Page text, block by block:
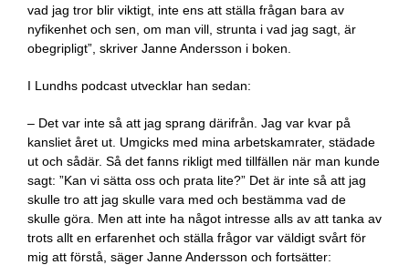
vad jag tror blir viktigt, inte ens att ställa frågan bara av
nyfikenhet och sen, om man vill, strunta i vad jag sagt, är
obegripligt”, skriver Janne Andersson i boken.
I Lundhs podcast utvecklar han sedan:
– Det var inte så att jag sprang därifrån. Jag var kvar på
kansliet året ut. Umgicks med mina arbetskamrater, städade
ut och sådär. Så det fanns rikligt med tillfällen när man kunde
sagt: ”Kan vi sätta oss och prata lite?” Det är inte så att jag
skulle tro att jag skulle vara med och bestämma vad de
skulle göra. Men att inte ha något intresse alls av att tanka av
trots allt en erfarenhet och ställa frågor var väldigt svårt för
mig att förstå, säger Janne Andersson och fortsätter: